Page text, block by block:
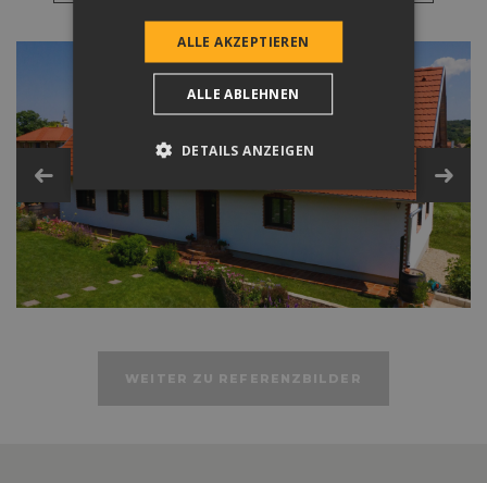
Videos
Zubehör aus Beton
Zubehör aus Metall und Kunststoff
Technische Daten
Referenzbilder
WEITER ZU REFERENZBILDER
ALLE AKZEPTIEREN
ALLE ABLEHNEN
DETAILS ANZEIGEN